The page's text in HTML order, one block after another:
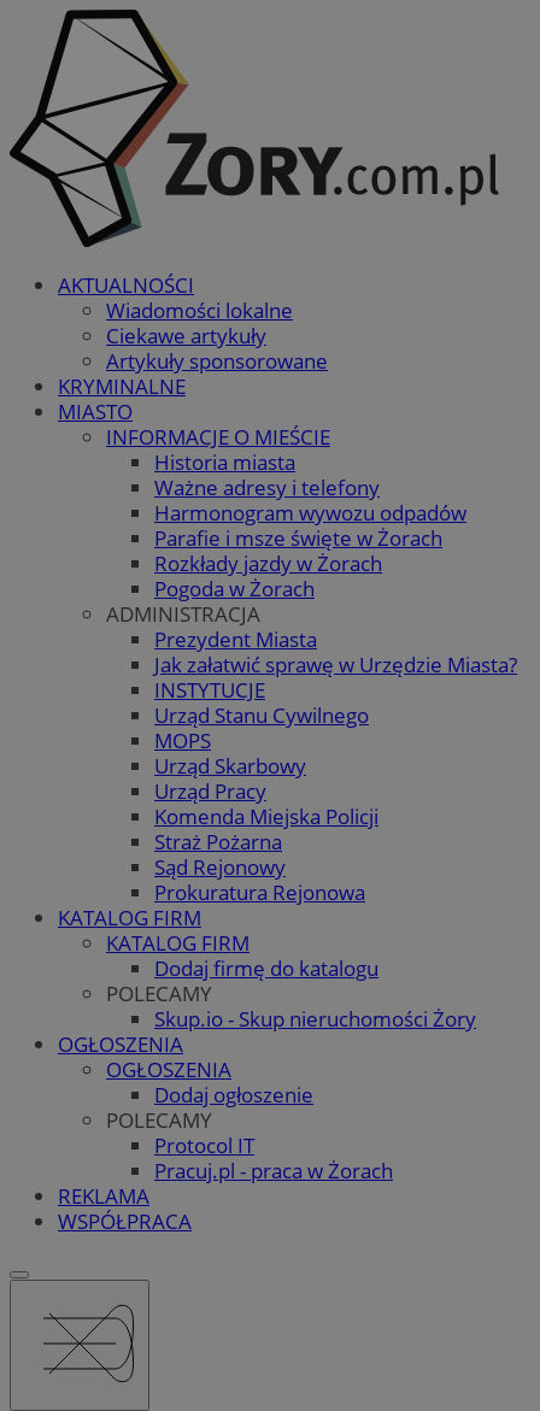
AKTUALNOŚCI
Wiadomości lokalne
Ciekawe artykuły
Artykuły sponsorowane
KRYMINALNE
MIASTO
INFORMACJE O MIEŚCIE
Historia miasta
Ważne adresy i telefony
Harmonogram wywozu odpadów
Parafie i msze święte w Żorach
Rozkłady jazdy w Żorach
Pogoda w Żorach
ADMINISTRACJA
Prezydent Miasta
Jak załatwić sprawę w Urzędzie Miasta?
INSTYTUCJE
Urząd Stanu Cywilnego
MOPS
Urząd Skarbowy
Urząd Pracy
Komenda Miejska Policji
Straż Pożarna
Sąd Rejonowy
Prokuratura Rejonowa
KATALOG FIRM
KATALOG FIRM
Dodaj firmę do katalogu
POLECAMY
Skup.io - Skup nieruchomości Żory
OGŁOSZENIA
OGŁOSZENIA
Dodaj ogłoszenie
POLECAMY
Protocol IT
Pracuj.pl - praca w Żorach
REKLAMA
WSPÓŁPRACA